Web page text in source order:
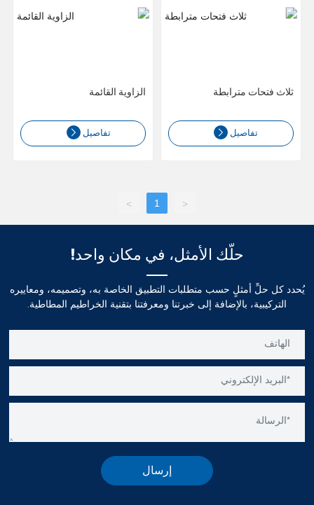
ثلاث فتحات مترابطة
تفاصيل
الزاوية القائمة
تفاصيل
<
1
>
حلّك الأمثل، في مكان واحد!
يُحدد كل حلٍّ أمثلٍ حسب متطلبات التطبيق الخاصة به، وتصميمه، ومعاييره
التركيبية، بالإضافة إلى خبرتنا ومعرفتنا بتقنية الخراطيم المطاطية.
إرسال